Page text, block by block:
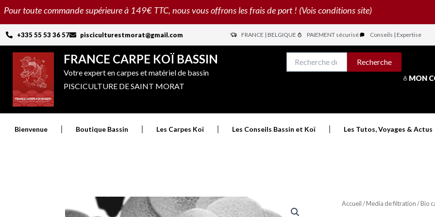
Aller
contenu
Pour toute commande supérieure à 149€ TTC, nous vous offrons les frais de port ! (Vois conditions site)
+335 55 53 36 57 pisciculturestmorat@gmail.com FRANCE | BELGIQUE PAIEMENT sécurisé Conseils | Expertise
FRANCE CARPE KOÏ BASSIN
Votre expert en carpes et matériel de bassin
PISCICULTURE DE SAINT MORAT
pour :
Recherche
MON
Bienvenue Boutique Bassin Les Carpes Koï Les Conseils Bassin et Koï Les Tutos, Voyages & Actus
Accueil/Media de filtration/ Bio